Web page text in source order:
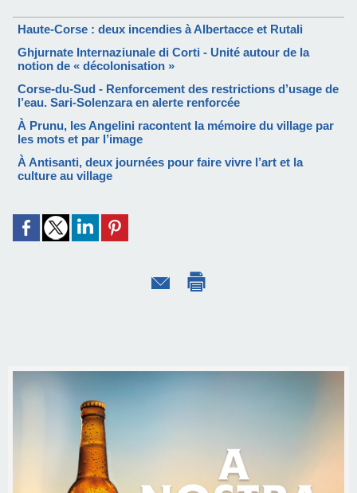
Haute-Corse : deux incendies à Albertacce et Rutali
Ghjurnate Internaziunale di Corti - Unité autour de la
notion de « décolonisation »
Corse-du-Sud - Renforcement des restrictions d’usage de
l’eau. Sari-Solenzara en alerte renforcée
À Prunu, les Angelini racontent la mémoire du village par
les mots et par l’image
À Antisanti, deux journées pour faire vivre l’art et la
culture au village